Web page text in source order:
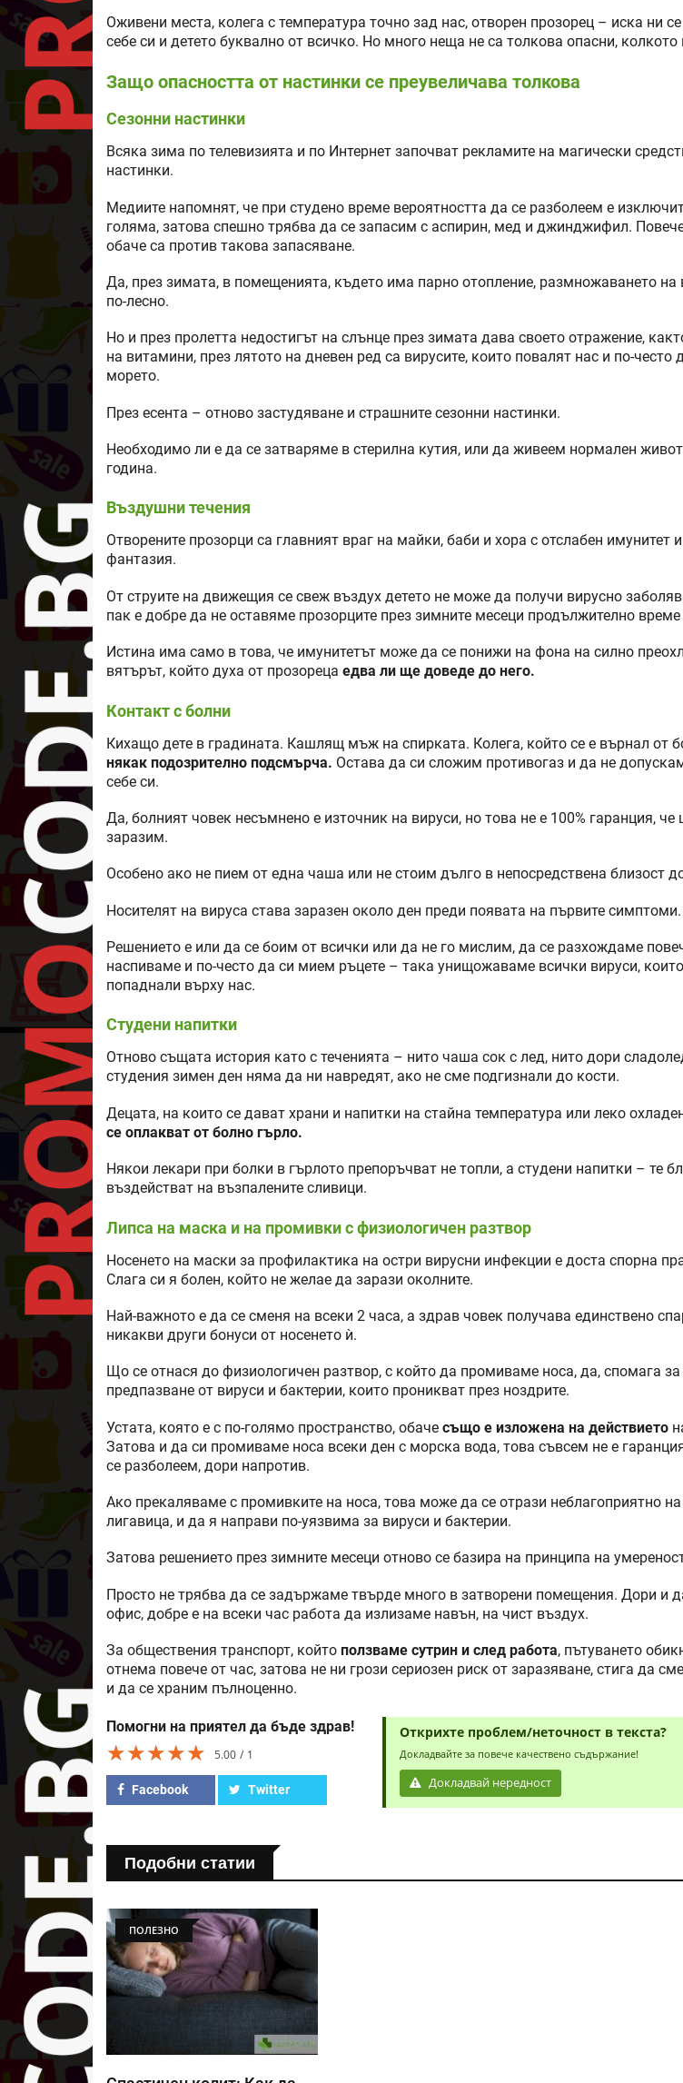
Оживени места, колега с температура точно зад нас, отворен прозорец – иска ни
себе си и детето буквално от всичко. Но много неща не са толкова опасни, колкото
Защо опасността от настинки се преувеличава толкова
Сезонни настинки
Всяка зима по телевизията и по Интернет започват рекламите на магически
настинки.
Медиите напомнят, че при студено време вероятността да се разболеем е
голяма, затова спешно трябва да се запасим с аспирин, мед и джинджифил.
обаче са против такова запасяване.
Да, през зимата, в помещенията, където има парно отопление, размножаването на
по-лесно.
Но и през пролетта недостигът на слънце през зимата дава своето отражение,
на витамини, през лятото на дневен ред са вирусите, които повалят нас и по-често
морето.
През есента – отново застудяване и страшните сезонни настинки.
Необходимо ли е да се затваряме в стерилна кутия, или да живеем нормален
година.
Въздушни течения
Отворените прозорци са главният враг на майки, баби и хора с отслабен имунитет
фантазия.
От струите на движещия се свеж въздух детето не може да получи вирусно
пак е добре да не оставяме прозорците през зимните месеци продължително време
Истина има само в това, че имунитетът може да се понижи на фона на силно
вятърът, който духа от прозореца едва ли ще доведе до него.
Контакт с болни
Кихащо дете в градината. Кашлящ мъж на спирката. Колега, който се е върнал от
някак подозрително подсмърча. Остава да си сложим противогаз и да не
себе си.
Да, болният човек несъмнено е източник на вируси, но това не е 100% гаранция, че
заразим.
Особено ако не пием от една чаша или не стоим дълго в непосредствена близост
Носителят на вируса става заразен около ден преди появата на първите симптоми.
Решението е или да се боим от всички или да не го мислим, да се разхождаме
наспиваме и по-често да си мием ръцете – така унищожаваме всички вируси,
попаднали върху нас.
Студени напитки
Отново същата история като с теченията – нито чаша сок с лед, нито дори
студения зимен ден няма да ни навредят, ако не сме подгизнали до кости.
Децата, на които се дават храни и напитки на стайна температура или леко
се оплакват от болно гърло.
Някои лекари при болки в гърлото препоръчват не топли, а студени напитки – те
въздействат на възпалените сливици.
Липса на маска и на промивки с физиологичен разтвор
Носенето на маски за профилактика на остри вирусни инфекции е доста спорна
Слага си я болен, който не желае да зарази околните.
Най-важното е да се сменя на всеки 2 часа, а здрав човек получава единствено
никакви други бонуси от носенето ѝ.
Що се отнася до физиологичен разтвор, с който да промиваме носа, да, спомага за
предпазване от вируси и бактерии, които проникват през ноздрите.
Устата, която е с по-голямо пространство, обаче също е изложена на действието
Затова и да си промиваме носа всеки ден с морска вода, това съвсем не е
се разболеем, дори напротив.
Ако прекаляваме с промивките на носа, това може да се отрази неблагоприятно на
лигавица, и да я направи по-уязвима за вируси и бактерии.
Затова решението през зимните месеци отново се базира на принципа на
Просто не трябва да се задържаме твърде много в затворени помещения. Дори и
офис, добре е на всеки час работа да излизаме навън, на чист въздух.
За обществения транспорт, който ползваме сутрин и след работа, пътуването
отнема повече от час, затова не ни грози сериозен риск от заразяване, стига да
и да се храним пълноценно.
Помогни на приятел да бъде здрав!
★★★★★
★★★★★
★★★★★ 5.00 1
Facebook Twitter
Открихте проблем/неточност в текста?
Докладвайте за повече качествено съдържание!
Докладвай нередност
Подобни статии
ПОЛЕЗНО